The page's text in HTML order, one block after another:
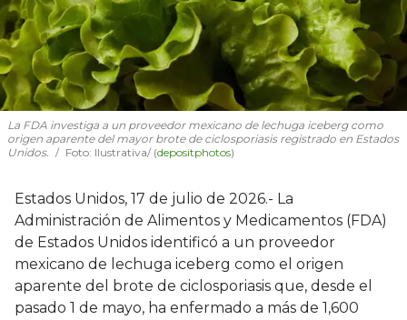
La FDA investiga a un proveedor mexicano de lechuga iceberg como
origen aparente del mayor brote de ciclosporiasis registrado en Estados
Unidos.
Foto: Ilustrativa/ (depositphotos)
Estados Unidos, 17 de julio de 2026.- La
Administración de Alimentos y Medicamentos (FDA)
de Estados Unidos identificó a un proveedor
mexicano de lechuga iceberg como el origen
aparente del brote de ciclosporiasis que, desde el
pasado 1 de mayo, ha enfermado a más de 1,600